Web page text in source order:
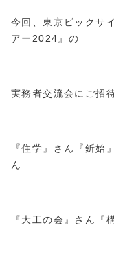
今回、東京ビックサ
アー2024』の
実務者交流会にご招
『住学 』さん『釿始
ん
『大工の会 』さん『